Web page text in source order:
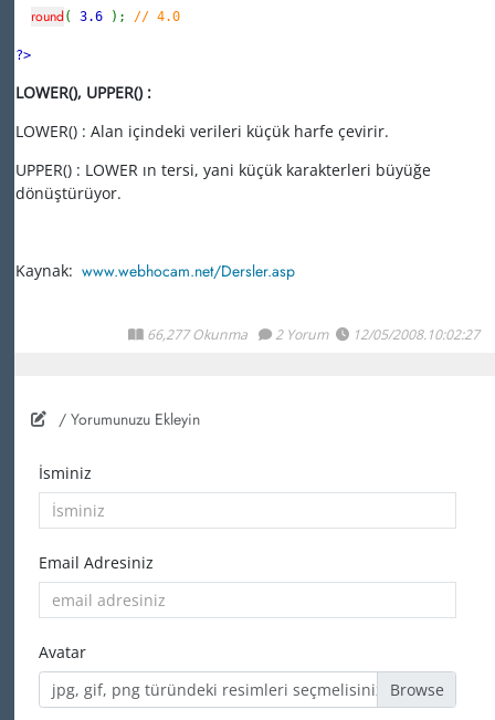
round( 3.6 ); // 4.0
?>
LOWER(), UPPER() :
LOWER() : Alan içindeki verileri küçük harfe çevirir.
UPPER() : LOWER ın tersi, yani küçük karakterleri büyüğe
dönüştürüyor.
Kaynak: www.webhocam.net/Dersler.asp
66,277 Okunma 2 Yorum 12/05/2008.10:02:27
/ Yorumunuzu Ekleyin
İsminiz
Email Adresiniz
Avatar
jpg, gif, png türündeki resimleri seçmelisiniz